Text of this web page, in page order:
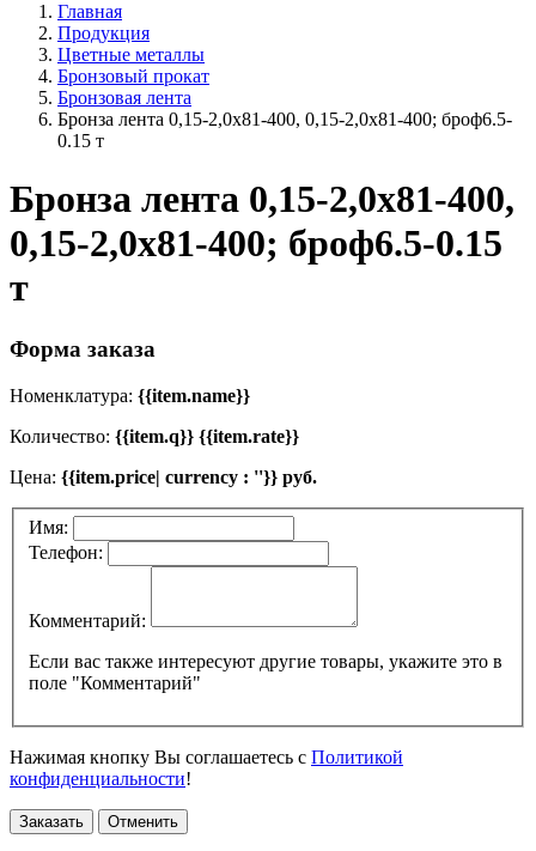
Главная
Продукция
Цветные металлы
Бронзовый прокат
Бронзовая лента
Бронза лента 0,15-2,0х81-400, 0,15-2,0х81-400; броф6.5-
0.15 т
Бронза лента 0,15-2,0х81-400,
0,15-2,0х81-400; броф6.5-0.15
т
Форма заказа
Номенклатура: {{item.name}}
Количество: {{item.q}} {{item.rate}}
Цена: {{item.price| currency : ''}} руб.
Имя:
Телефон:
Комментарий:
Если вас также интересуют другие товары, укажите это в
поле "Комментарий"
Нажимая кнопку Вы соглашаетесь с Политикой
конфиденциальности!
Заказать Отменить